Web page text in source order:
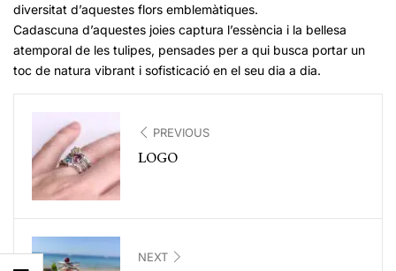
diversitat d’aquestes flors emblemàtiques.
Cadascuna d’aquestes joies captura l’essència i la bellesa
atemporal de les tulipes, pensades per a qui busca portar un
toc de natura vibrant i sofisticació en el seu dia a dia.
PREVIOUS
LOGO
NEXT